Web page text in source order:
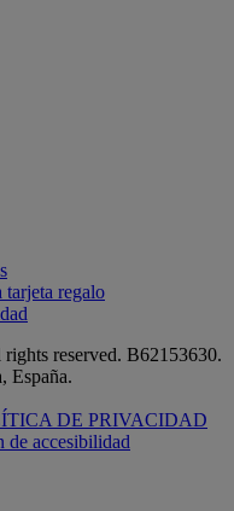
tarjeta regalo
reserved. B62153630.
España.
DE PRIVACIDAD
de accesibilidad